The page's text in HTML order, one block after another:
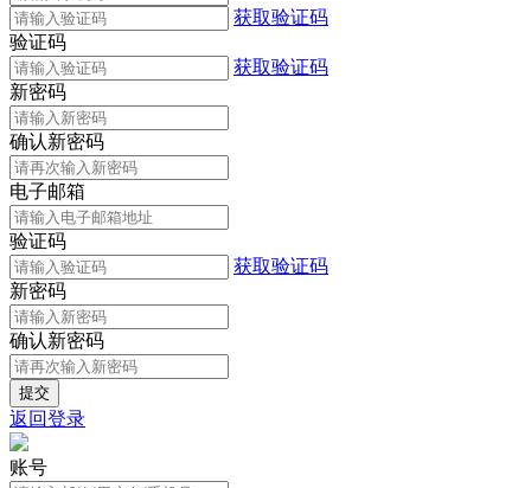
获取验证码
验证码
获取验证码
新密码
确认新密码
电子邮箱
验证码
获取验证码
新密码
确认新密码
返回登录
账号